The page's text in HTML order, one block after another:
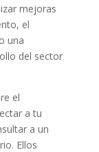
mejoras
el
una
del sector
el
a tu
a un
Ellos